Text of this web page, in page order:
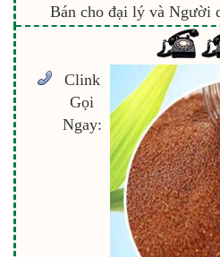
Bán cho đại lý và Người
Clink
Gọi
Ngay: